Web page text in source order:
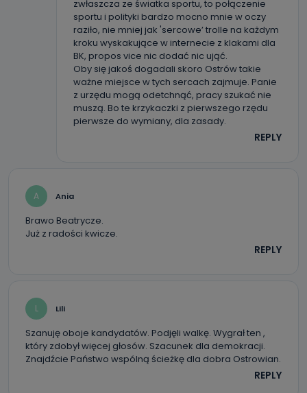
mają Państwo prawo do żądania od Telewizji Kablowa
Pro-Art z siedzibą w miejscowości Ostrów Wielkopolski (63-
400) przy ul. Wolności 19 dostępu do danych osobowych
dotyczących Państwa oraz uzyskania ich kopii, a także
żądania ich sprostowania, usunięcia danych,
ograniczenia ich przetwarzania oraz prawo wniesienia
sprzeciwu wobec ich przetwarzania.
Do kiedy Państwa dane osobowe będą
przechowywane?
przetwarzane na podstawie prawnie uzasadnionego celu
Przetwarzane kategorie Państwa danych osobowych to
dane, które pochodzą bezpośrednio od Państwa (lub
zostały przekazane w Państwa imieniu) lub dane osobowe,
które zostały zebrane ze źródeł publicznie dostępnych, w
szczególności: imię i nazwisko, adres e-mail, telefon
Jak skontaktować się z inspektorem
danych osobowych?
Można to zrobić pod numerem telefonu 62 735-51-05 lub
e-mailowo pod adresem: poczta@tvproart.pl
zwłaszcza ze światka sportu, to połączenie
sportu i polityki bardzo mocno mnie w oczy
raziło, nie mniej jak 'sercowe’ trolle na każdym
kroku wyskakujące w internecie z klakami dla
BK, propos vice nic dodać nic ująć.
Oby się jakoś dogadali skoro Ostrów takie
ważne miejsce w tych sercach zajmuje. Panie
z urzędu mogą odetchnąć, pracy szukać nie
muszą. Bo te krzykaczki z pierwszego rzędu
pierwsze do wymiany, dla zasady.
REPLY
A Ania
Brawo Beatrycze.
Już z radości kwicze.
REPLY
L Lili
Szanuję oboje kandydatów. Podjęli walkę. Wygrał ten ,
który zdobył więcej głosów. Szacunek dla demokracji.
Znajdźcie Państwo wspólną ścieżkę dla dobra Ostrowian.
REPLY